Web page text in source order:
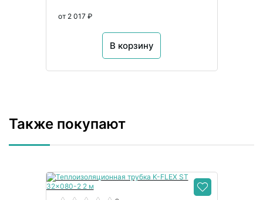
от 2 017 ₽
В корзину
Также покупают